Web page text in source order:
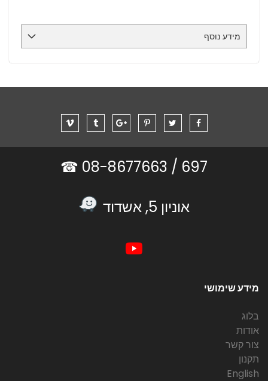
מידע נוסף
697 /
אוניון 5, אשדוד
מידע שימושי
בלוג
אודות
צור קשר
תקנון
English